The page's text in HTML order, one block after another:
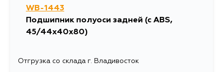
WB-1443
Подшипник полуоси задней (с ABS,
45/44x40x80)
Отгрузка со склада г. Владивосток